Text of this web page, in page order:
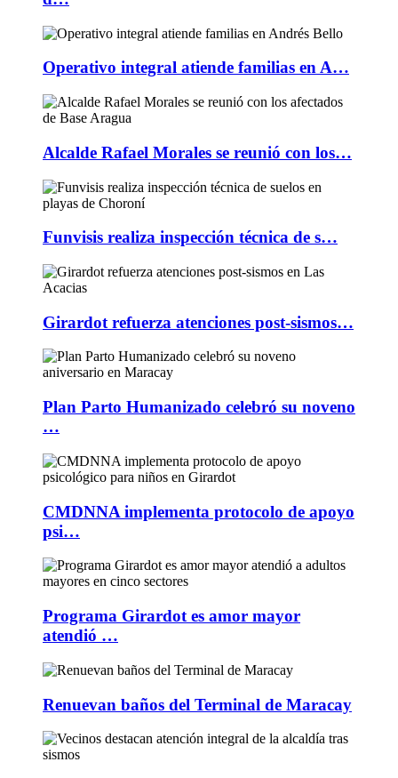
Operativo integral atiende familias en A…
Alcalde Rafael Morales se reunió con los…
Funvisis realiza inspección técnica de s…
Girardot refuerza atenciones post-sismos…
Plan Parto Humanizado celebró su noveno
…
CMDNNA implementa protocolo de apoyo
psi…
Programa Girardot es amor mayor
atendió …
Renuevan baños del Terminal de Maracay